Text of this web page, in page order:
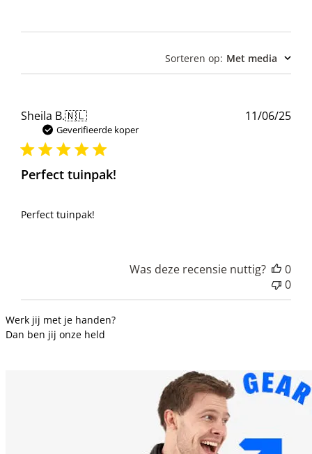
Sorteren op: Met media
Sheila B.🇳🇱
Geverifieerde koper
Perfect tuinpak!
Perfect tuinpak!
11/06/25
Was deze recensie nuttig?
0
0
Werk jij met je handen?
Dan ben jij onze held